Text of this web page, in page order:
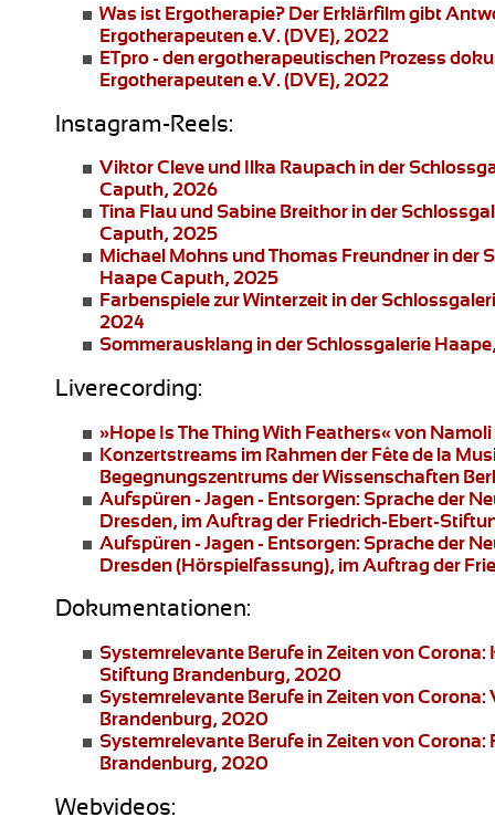
Was ist Ergotherapie? Der Erklärfilm gibt
Ergotherapeuten e.V. (DVE), 2022
ETpro - den ergotherapeutischen Prozess
Ergotherapeuten e.V. (DVE), 2022
Instagram-Reels:
Viktor Cleve und Ilka Raupach in der
Caputh, 2026
Tina Flau und Sabine Breithor in der
Caputh, 2025
Michael Mohns und Thomas Freundner in der
Haape Caputh, 2025
Farbenspiele zur Winterzeit in der
2024
Sommerausklang in der Schlossgalerie
Liverecording:
»Hope Is The Thing With Feathers«von
Konzertstreams im Rahmen der Fête de la
Begegnungszentrums der Wissenschaften
Aufspüren - Jagen - Entsorgen: Sprache der
Dresden, im Auftrag der Friedrich-Ebert-
Aufspüren - Jagen - Entsorgen: Sprache der
Dresden(Hörspielfassung), im Auftrag der
Dokumentationen:
Systemrelevante Berufe in Zeiten von
Stiftung Brandenburg, 2020
Systemrelevante Berufe in Zeiten von
Brandenburg, 2020
Systemrelevante Berufe in Zeiten von Corona:
Brandenburg, 2020
Webvideos: